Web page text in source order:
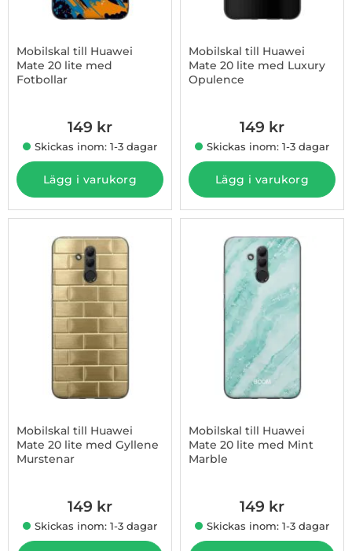
Mobilskal till Huawei
Mate 20 lite med
Fotbollar
149 kr
Skickas inom: 1-3 dagar
Lägg i varukorg
Mobilskal till Huawei
Mate 20 lite med Luxury
Opulence
149 kr
Skickas inom: 1-3 dagar
Lägg i varukorg
Mobilskal till Huawei
Mate 20 lite med Gyllene
Murstenar
149 kr
Skickas inom: 1-3 dagar
Mobilskal till Huawei
Mate 20 lite med Mint
Marble
149 kr
Skickas inom: 1-3 dagar